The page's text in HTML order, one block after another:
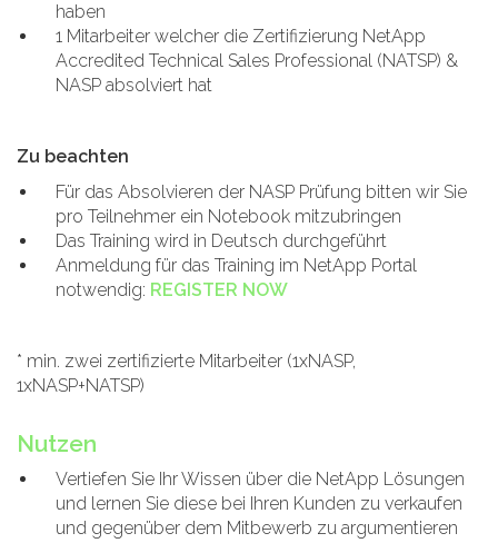
haben
1 Mitarbeiter welcher die Zertifizierung NetApp
Accredited Technical Sales Professional (NATSP) &
NASP absolviert hat
Zu beachten
Für das Absolvieren der NASP Prüfung bitten wir Sie
pro Teilnehmer ein Notebook mitzubringen
Das Training wird in Deutsch durchgeführt
Anmeldung für das Training im NetApp Portal
notwendig: REGISTER NOW
* min. zwei zertifizierte Mitarbeiter (1xNASP,
1xNASP+NATSP)
Nutzen
Vertiefen Sie Ihr Wissen über die NetApp Lösungen
und lernen Sie diese bei Ihren Kunden zu verkaufen
und gegenüber dem Mitbewerb zu argumentieren